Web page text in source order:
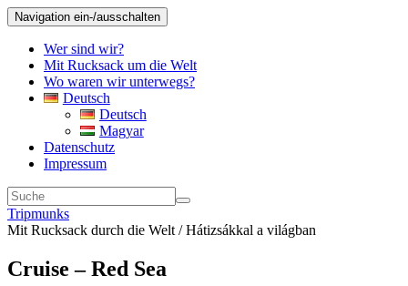
Navigation ein-/ausschalten
Wer sind wir?
Mit Rucksack um die Welt
Wo waren wir unterwegs?
Deutsch
Deutsch
Magyar
Datenschutz
Impressum
Tripmunks
Mit Rucksack durch die Welt / Hátizsákkal a világban
Cruise – Red Sea